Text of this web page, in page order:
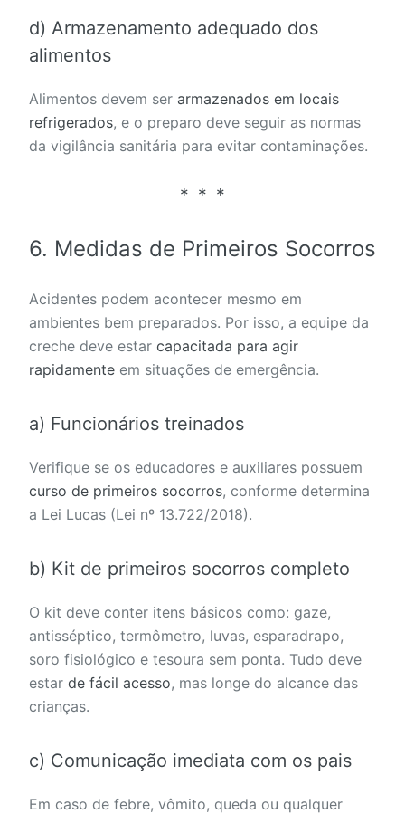
d) Armazenamento adequado dos
alimentos
Alimentos devem ser armazenados em locais
refrigerados, e o preparo deve seguir as normas
da vigilância sanitária para evitar contaminações.
6. Medidas de Primeiros Socorros
Acidentes podem acontecer mesmo em
ambientes bem preparados. Por isso, a equipe da
creche deve estar capacitada para agir
rapidamente em situações de emergência.
a) Funcionários treinados
Verifique se os educadores e auxiliares possuem
curso de primeiros socorros, conforme determina
a Lei Lucas (Lei nº 13.722/2018).
b) Kit de primeiros socorros completo
O kit deve conter itens básicos como: gaze,
antisséptico, termômetro, luvas, esparadrapo,
soro fisiológico e tesoura sem ponta. Tudo deve
estar de fácil acesso, mas longe do alcance das
crianças.
c) Comunicação imediata com os pais
Em caso de febre, vômito, queda ou qualquer